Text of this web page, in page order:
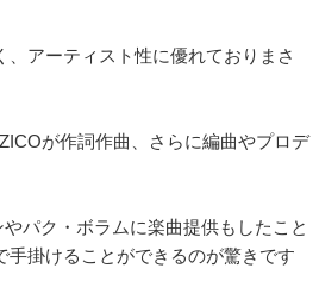
、アーティスト性に優れておりまさ
が作詞作曲、さらに編曲やプロデ
パク・ボラムに楽曲提供もしたこと
手掛けることができるのが驚きです